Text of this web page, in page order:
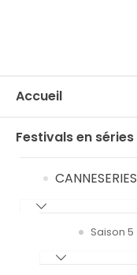
Accueil
Festivals en séries
CANNESERIES
Saison 5